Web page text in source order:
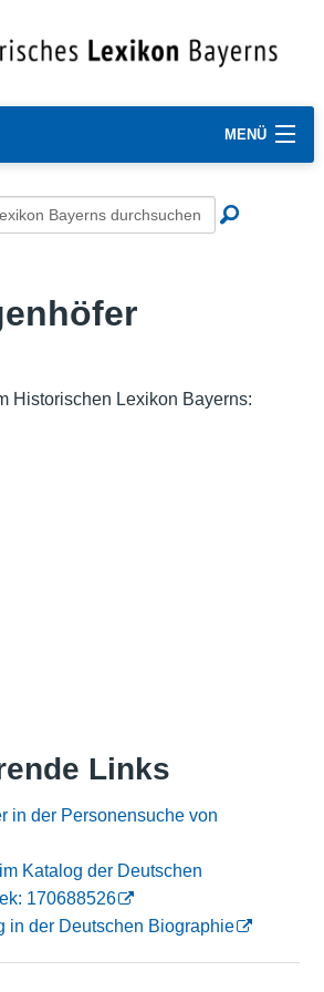
MENÜ
Historischen Lexikon Bayerns:
Links
in der Personensuche von
Katalog der Deutschen
170688526
in der Deutschen Biographie